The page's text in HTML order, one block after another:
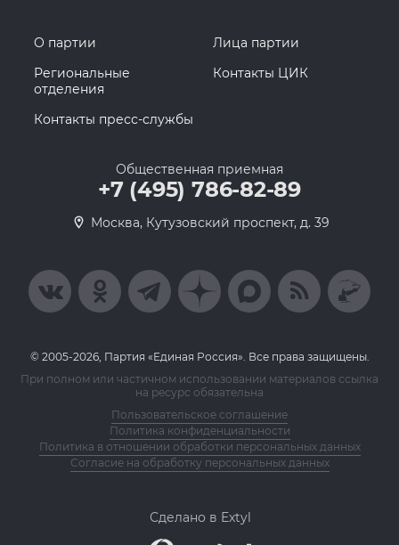
О партии
Лица партии
Региональные
отделения
Контакты ЦИК
Контакты пресс-службы
Общественная приемная
+7 (495) 786-82-89
Москва, Кутузовский проспект, д. 39
© 2005-2026, Партия «Единая Россия». Все права защищены.
При полном или частичном использовании материалов ссылка
на ресурс обязательна
Пользовательское соглашение
Политика конфиденциальности
Политика в отношении обработки персональных данных
Согласие на обработку персональных данных
Сделано в Extyl